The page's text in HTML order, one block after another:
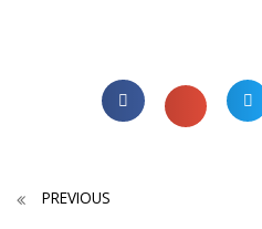
PREVIOUS